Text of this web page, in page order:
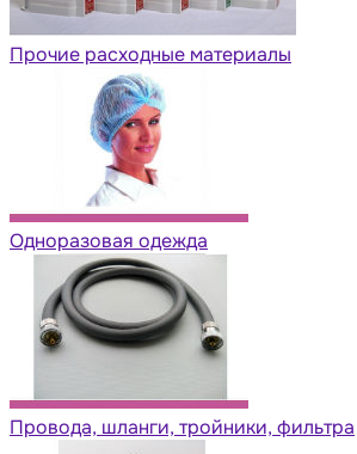
Прочие расходные материалы
Одноразовая одежда
Провода, шланги, тройники, фильтра